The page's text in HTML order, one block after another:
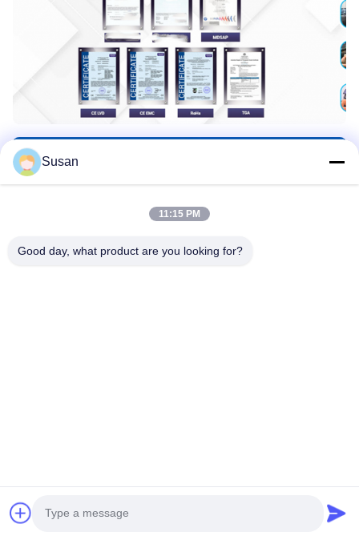
E-mail: sales@wfkmdz.com
Susan
11:15 PM
Good day, what product are you looking for?